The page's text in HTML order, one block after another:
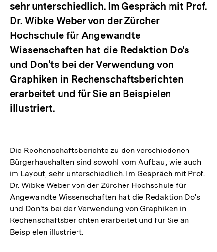
sehr unterschiedlich. Im Gespräch mit Prof.
Dr. Wibke Weber von der Zürcher
Hochschule für Angewandte
Wissenschaften hat die Redaktion Do's
und Don'ts bei der Verwendung von
Graphiken in Rechenschaftsberichten
erarbeitet und für Sie an Beispielen
illustriert.
Die Rechenschaftsberichte zu den verschiedenen
Bürgerhaushalten sind sowohl vom Aufbau, wie auch
im Layout, sehr unterschiedlich. Im Gespräch mit Prof.
Dr. Wibke Weber von der Zürcher Hochschule für
Angewandte Wissenschaften hat die Redaktion Do's
und Don'ts bei der Verwendung von Graphiken in
Rechenschaftsberichten erarbeitet und für Sie an
Beispielen illustriert.